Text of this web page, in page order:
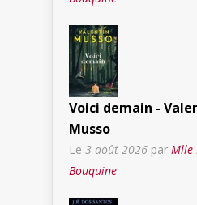
Voici demain -
Musso
Le 3 août 2026 par Mlle
Bouquine